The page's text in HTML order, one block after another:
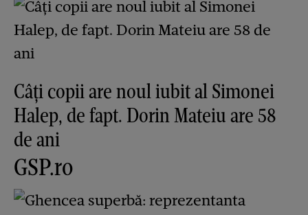
Câți copii are noul iubit al Simonei
Halep, de fapt. Dorin Mateiu are 58
de ani
GSP.ro